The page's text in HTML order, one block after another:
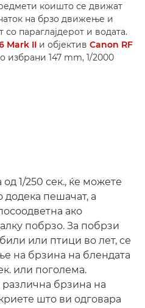
коишто се движат
на брзо движење и
параглајдерот и водата.
Mark II и објектив Canon RF
избрани 147 mm, 1/2000
1/250 сек., ќе можете
додека пешачат, а
ако
побрзо. За побрзи
или птици во лет, се
на брзина на блендата
или поголема.
различна брзина на
што ви одговара